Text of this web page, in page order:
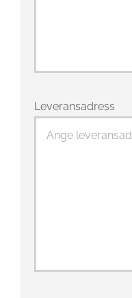
Leveransadress